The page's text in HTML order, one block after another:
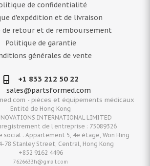
- pièces et équipements médicaux
Entité de Hong Kong
INTERNATIONAL LIMITED
de l'entreprise : 75089326
social : Appartement 5, 4e étage, Won Hing
78 Stanley Street, Central, Hong Kong
+852 9162 4496
7626633h@gmail.com
de confidentialité
d'expédition et de livraison
de retour et de remboursement
Politique de garantie
générales de vente
+1 833 212 50 22
sales@partsformed.com